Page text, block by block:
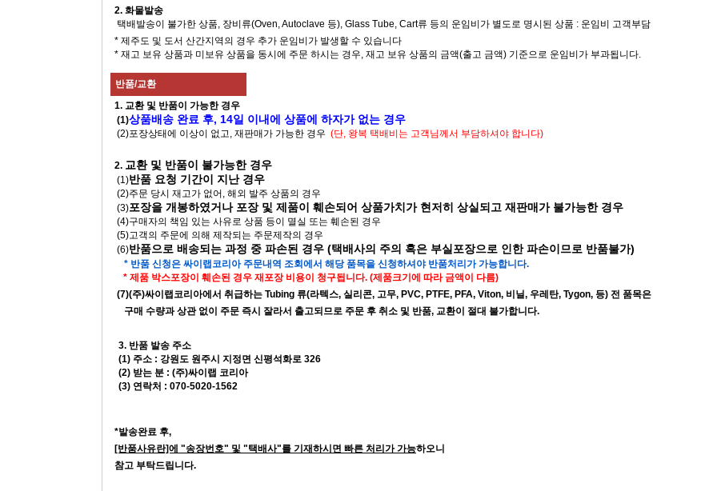
2. 화물발송
택배발송이 불가한 상품, 장비류(Oven, Autoclave 등), Glass Tube, Cart류 등의 운임비가 별도로 명시된 상품 : 운임비 고객부담
* 제주도 및 도서 산간지역의 경우 추가 운임비가 발생할 수 있습니다
* 재고 보유 상품과 미보유 상품을 동시에 주문 하시는 경우, 재고 보유 상품의 금액(출고 금액) 기준으로 운임비가 부과됩니다.
반품/교환
1. 교환 및 반품이 가능한 경우
(1)상품배송 완료 후, 14일 이내에 상품에 하자가 없는 경우
(2)포장상태에 이상이 없고, 재판매가 가능한 경우 (단, 왕복 택배비는 고객님께서 부담하셔야 합니다)
2. 교환 및 반품이 불가능한 경우
(1)반품 요청 기간이 지난 경우
(2)주문 당시 재고가 없어, 해외 발주 상품의 경우
(3)포장을 개봉하였거나 포장 및 제품이 훼손되어 상품가치가 현저히 상실되고 재판매가 불가능한 경우
(4)구매자의 책임 있는 사유로 상품 등이 멸실 또는 훼손된 경우
(5)고객의 주문에 의해 제작되는 주문제작의 경우
(6)반품으로 배송되는 과정 중 파손된 경우 (택배사의 주의 혹은 부실포장으로 인한 파손이므로 반품불가)
* 반품 신청은 싸이랩코리아 주문내역 조회에서 해당 품목을 신청하셔야 반품처리가 가능합니다.
* 제품 박스포장이 훼손된 경우 재포장 비용이 청구됩니다. (제품크기에 따라 금액이 다름)
(7)(주)싸이랩코리아에서 취급하는 Tubing 류(라텍스, 실리콘, 고무, PVC, PTFE, PFA, Viton, 비닐, 우레탄, Tygon, 등) 전 품목은
구매 수량과 상관 없이 주문 즉시 잘라서 출고되므로 주문 후 취소 및 반품, 교환이 절대 불가합니다.
3. 반품 발송 주소
(1) 주소 : 강원도 원주시 지정면 신평석화로 326
(2) 받는 분 : (주)싸이랩 코리아
(3) 연락처 : 070-5020-1562
*발송완료 후,
[반품사유란]에 "송장번호" 및 "택배사"를 기재하시면 빠른 처리가 가능하오니
참고 부탁드립니다.